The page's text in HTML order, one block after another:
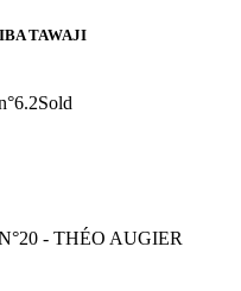
TAWAJI
Sold